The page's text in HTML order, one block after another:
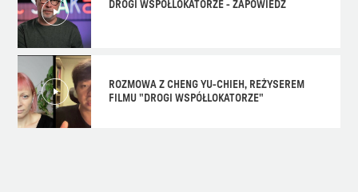
DROGI WSPÓŁLOKATORZE - ZAPOWIEDŹ
ROZMOWA Z CHENG YU-CHIEH, REŻYSEREM
FILMU "DROGI WSPÓŁLOKATORZE"